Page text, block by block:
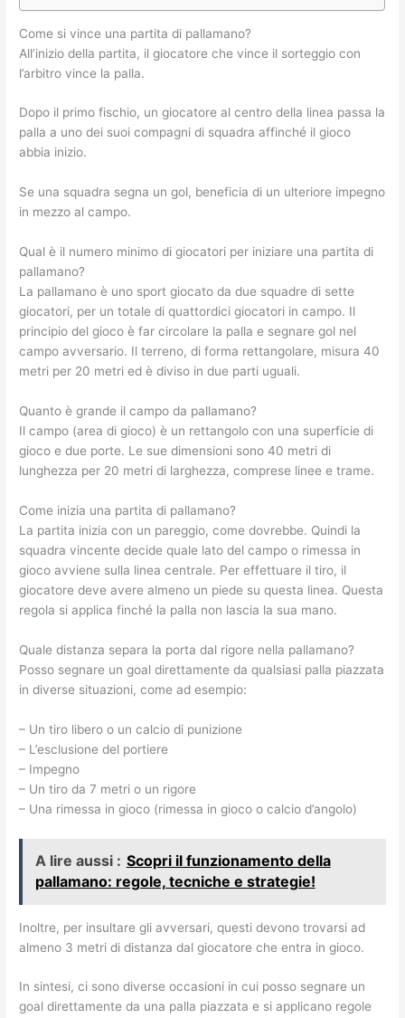
Come si vince una partita di pallamano?
All’inizio della partita, il giocatore che vince il sorteggio con
l’arbitro vince la palla.
Dopo il primo fischio, un giocatore al centro della linea passa la
palla a uno dei suoi compagni di squadra affinché il gioco
abbia inizio.
Se una squadra segna un gol, beneficia di un ulteriore impegno
in mezzo al campo.
Qual è il numero minimo di giocatori per iniziare una partita di
pallamano?
La pallamano è uno sport giocato da due squadre di sette
giocatori, per un totale di quattordici giocatori in campo. Il
principio del gioco è far circolare la palla e segnare gol nel
campo avversario. Il terreno, di forma rettangolare, misura 40
metri per 20 metri ed è diviso in due parti uguali.
Quanto è grande il campo da pallamano?
Il campo (area di gioco) è un rettangolo con una superficie di
gioco e due porte. Le sue dimensioni sono 40 metri di
lunghezza per 20 metri di larghezza, comprese linee e trame.
Come inizia una partita di pallamano?
La partita inizia con un pareggio, come dovrebbe. Quindi la
squadra vincente decide quale lato del campo o rimessa in
gioco avviene sulla linea centrale. Per effettuare il tiro, il
giocatore deve avere almeno un piede su questa linea. Questa
regola si applica finché la palla non lascia la sua mano.
Quale distanza separa la porta dal rigore nella pallamano?
Posso segnare un goal direttamente da qualsiasi palla piazzata
in diverse situazioni, come ad esempio:
– Un tiro libero o un calcio di punizione
– L’esclusione del portiere
– Impegno
– Un tiro da 7 metri o un rigore
– Una rimessa in gioco (rimessa in gioco o calcio d’angolo)
A lire aussi : Scopri il funzionamento della
pallamano: regole, tecniche e strategie!
Inoltre, per insultare gli avversari, questi devono trovarsi ad
almeno 3 metri di distanza dal giocatore che entra in gioco.
In sintesi, ci sono diverse occasioni in cui posso segnare un
goal direttamente da una palla piazzata e si applicano regole